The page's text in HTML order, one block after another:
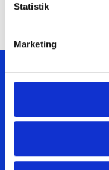
Statistik
Marketing